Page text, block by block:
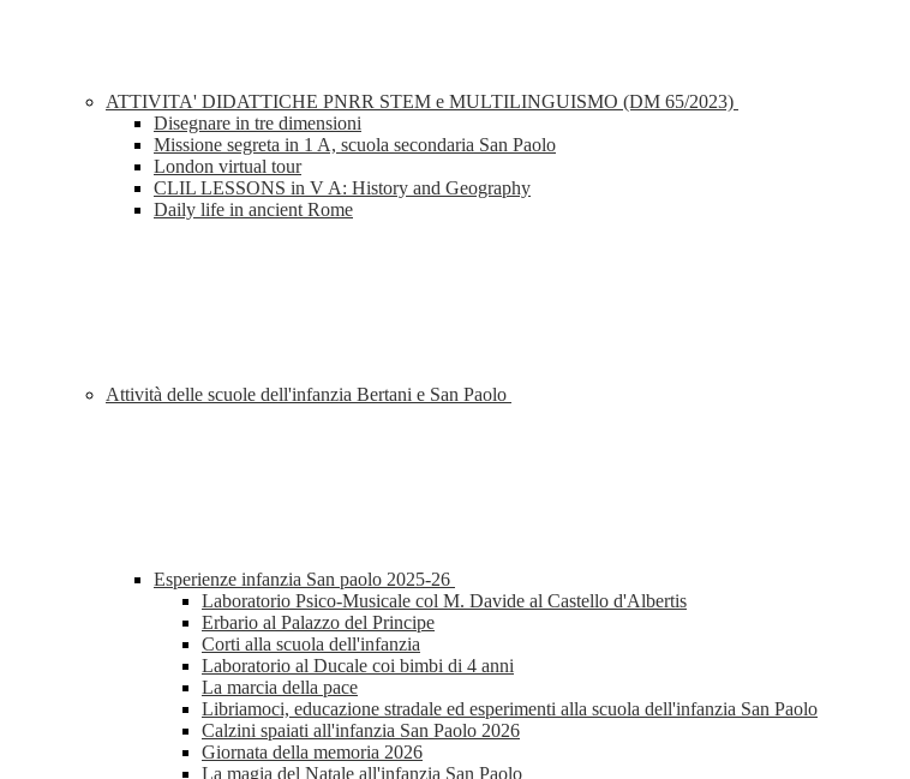
ATTIVITA' DIDATTICHE PNRR STEM e MULTILINGUISMO (DM 65/2023)
Disegnare in tre dimensioni
Missione segreta in 1 A, scuola secondaria San Paolo
London virtual tour
CLIL LESSONS in V A: History and Geography
Daily life in ancient Rome
Attività delle scuole dell'infanzia Bertani e San Paolo
Esperienze infanzia San paolo 2025-26
Laboratorio Psico-Musicale col M. Davide al Castello d'Albertis
Erbario al Palazzo del Principe
Corti alla scuola dell'infanzia
Laboratorio al Ducale coi bimbi di 4 anni
La marcia della pace
Libriamoci, educazione stradale ed esperimenti alla scuola dell'infanzia San Paolo
Calzini spaiati all'infanzia San Paolo 2026
Giornata della memoria 2026
La magia del Natale all'infanzia San Paolo